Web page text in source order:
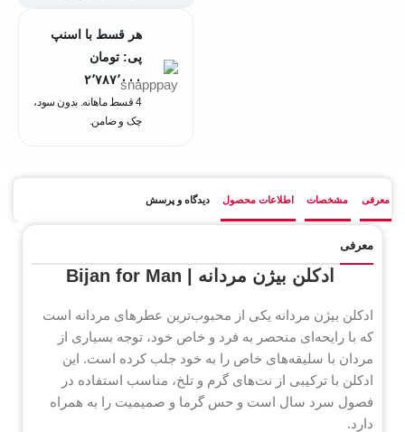
هر قسط با اسنپ
پی: تومان
۲٬۷۸۷٬۰۰۰
4 قسط ماهانه. بدون سود،
چک و ضامن.
معرفی مشخصات اطلاعات محصول دیدگاه و پرسش
معرفی
ادکلن بیژن مردانه | Bijan for Man
ادکلن بیژن مردانه یکی از محبوب‌ترین عطرهای مردانه است
که با رایحه‌ای منحصر به فرد و خاص خود، توجه بسیاری از
مردان با سلیقه‌های خاص را به خود جلب کرده است. این
ادکلن با ترکیبی از نت‌های گرم و تلخ، مناسب استفاده در
فصول سرد سال است و حس گرما و صمیمیت را به همراه
دارد.